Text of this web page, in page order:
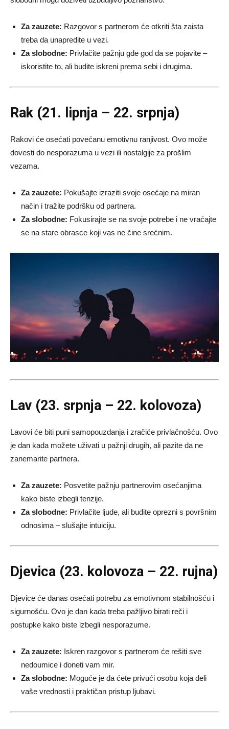
Za zauzete: Razgovor s partnerom će otkriti šta zaista
treba da unapredite u vezi.
Za slobodne: Privlačite pažnju gde god da se pojavite –
iskoristite to, ali budite iskreni prema sebi i drugima.
Rak (21. lipnja – 22. srpnja)
Rakovi će osećati povećanu emotivnu ranjivost. Ovo može
dovesti do nesporazuma u vezi ili nostalgije za prošlim
vezama.
Za zauzete: Pokušajte izraziti svoje osećaje na miran
način i tražite podršku od partnera.
Za slobodne: Fokusirajte se na svoje potrebe i ne vraćajte
se na stare obrasce koji vas ne čine srećnim.
Lav (23. srpnja – 22. kolovoza)
Lavovi će biti puni samopouzdanja i zračiće privlačnošću. Ovo
je dan kada možete uživati u pažnji drugih, ali pazite da ne
zanemarite partnera.
Za zauzete: Posvetite pažnju partnerovim osećanjima
kako biste izbegli tenzije.
Za slobodne: Privlačite ljude, ali budite oprezni s površnim
odnosima – slušajte intuiciju.
Djevica (23. kolovoza – 22. rujna)
Djevice će danas osećati potrebu za emotivnom stabilnošću i
sigurnošću. Ovo je dan kada treba pažljivo birati reči i
postupke kako biste izbegli nesporazume.
Za zauzete: Iskren razgovor s partnerom će rešiti sve
nedoumice i doneti vam mir.
Za slobodne: Moguće je da ćete privući osobu koja deli
vaše vrednosti i praktičan pristup ljubavi.